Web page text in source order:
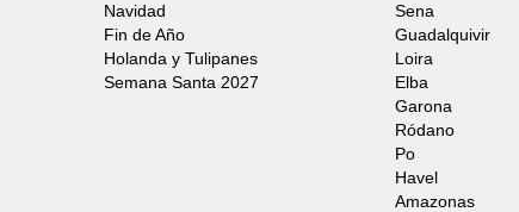
Navidad
Fin de Año
Holanda y Tulipanes
Semana Santa 2027
Sena
Guadalquivir
Loira
Elba
Garona
Ródano
Po
Havel
Amazonas